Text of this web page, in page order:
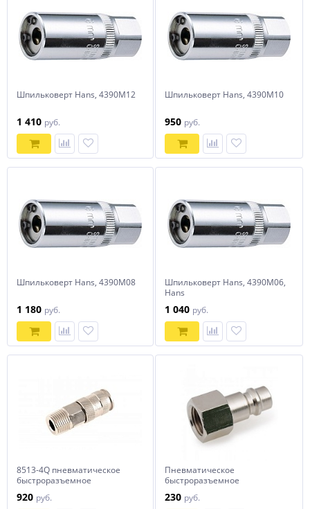
Шпильковерт Hans, 4390M12
1 410 руб.
Шпильковерт Hans, 4390M10
950 руб.
Шпильковерт Hans, 4390M08
1 180 руб.
Шпильковерт Hans, 4390M06,
Hans
1 040 руб.
8513-4Q пневматическое
быстроразъемное
резьбой 1/2"
920 руб.
Пневматическое
быстроразъемное
резьбой 1/4" G, Hans, 8512-2P
230 руб.